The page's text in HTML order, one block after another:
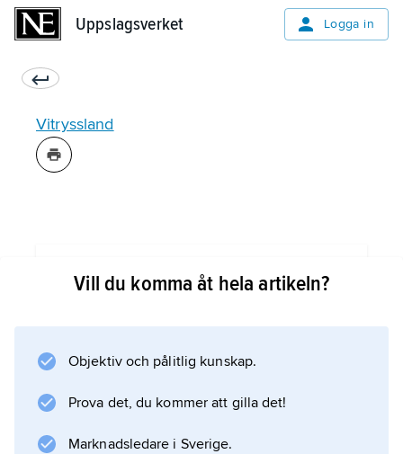
Uppslagsverket Logga in
Vitryssland
Vill du komma åt hela artikeln?
Objektiv och pålitlig kunskap.
Prova det, du kommer att gilla det!
Marknadsledare i Sverige.